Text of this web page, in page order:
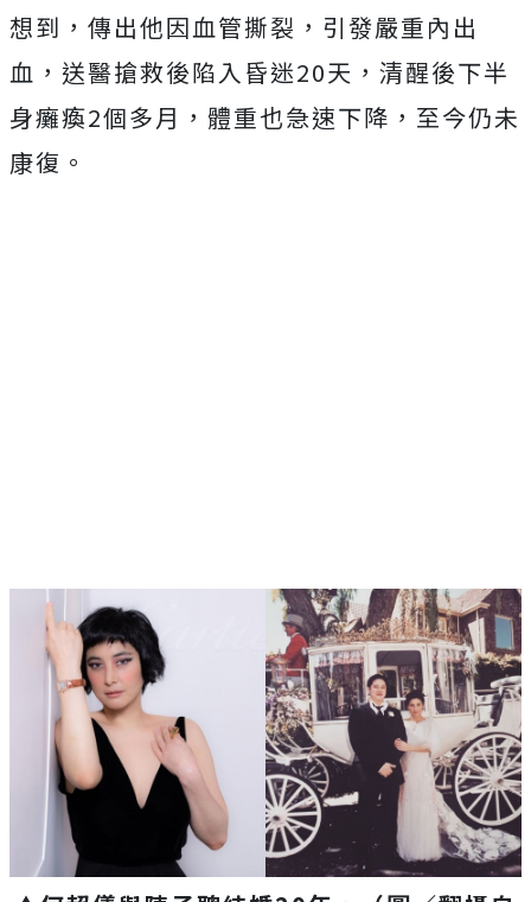
想到，傳出他因血管撕裂，引發嚴重內出
血，送醫搶救後陷入昏迷20天，清醒後下半
身癱瘓2個多月，體重也急速下降，至今仍未
康復。